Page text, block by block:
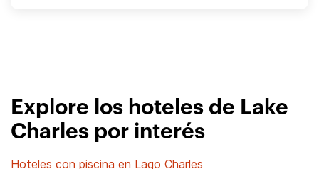
Explore los hoteles de Lake
Charles por interés
Hoteles con piscina en Lago Charles